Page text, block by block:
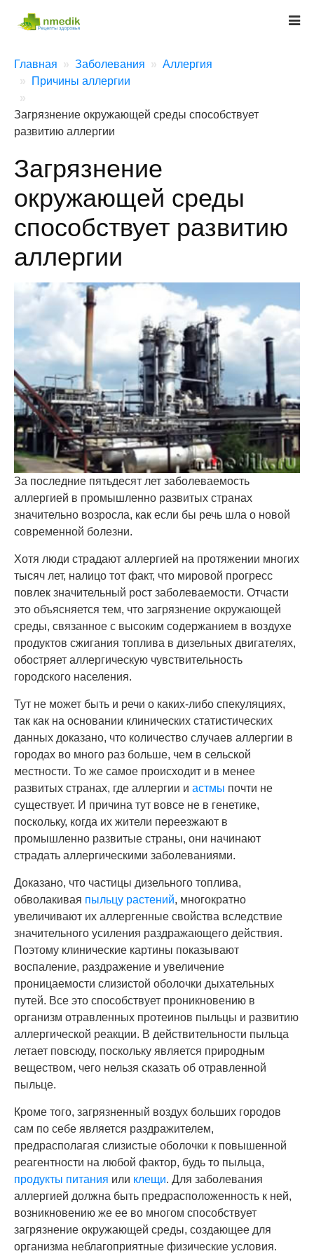
Главная Заболевания
Аллергия
Причины аллергии
Загрязнение окружающей среды способствует
развитию аллергии
Загрязнение
окружающей среды
способствует развитию
аллергии
За последние пятьдесят лет заболеваемость
аллергией в промышленно развитых странах
значительно возросла, как если бы речь шла о новой
современной болезни.
Хотя люди страдают аллергией на протяжении многих
тысяч лет, налицо тот факт, что мировой прогресс
повлек значительный рост заболеваемости. Отчасти
это объясняется тем, что загрязнение окружающей
среды, связанное с высоким содержанием в воздухе
продуктов сжигания топлива в дизельных двигателях,
обостряет аллергическую чувствительность
городского населения.
Тут не может быть и речи о каких-либо спекуляциях,
так как на основании клинических статистических
данных доказано, что количество случаев аллергии в
городах во много раз больше, чем в сельской
местности. То же самое происходит и в менее
развитых странах, где аллергии и астмы почти не
существует. И причина тут вовсе не в генетике,
поскольку, когда их жители переезжают в
промышленно развитые страны, они начинают
страдать аллергическими заболеваниями.
Доказано, что частицы дизельного топлива,
обволакивая пыльцу растений, многократно
увеличивают их аллергенные свойства вследствие
значительного усиления раздражающего действия.
Поэтому клинические картины показывают
воспаление, раздражение и увеличение
проницаемости слизистой оболочки дыхательных
путей. Все это способствует проникновению в
организм отравленных протеинов пыльцы и развитию
аллергической реакции. В действительности пыльца
летает повсюду, поскольку является природным
веществом, чего нельзя сказать об отравленной
пыльце.
Кроме того, загрязненный воздух больших городов
сам по себе является раздражителем,
предрасполагая слизистые оболочки к повышенной
реагентности на любой фактор, будь то пыльца,
продукты питания или клещи. Для заболевания
аллергией должна быть предрасположенность к ней,
возникновению же ее во многом способствует
загрязнение окружающей среды, создающее для
организма неблагоприятные физические условия.